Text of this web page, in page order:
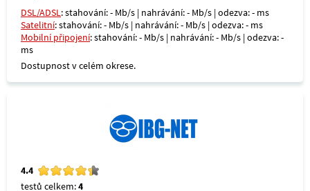
DSL/ADSL: stahování: - Mb/s | nahrávání: - Mb/s | odezva: - ms
Satelitní: stahování: - Mb/s | nahrávání: - Mb/s | odezva: - ms
Mobilní připojení: stahování: - Mb/s | nahrávání: - Mb/s | odezva: -
ms
Dostupnost v celém okrese.
4.4
testů celkem:4